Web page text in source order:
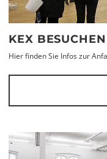
KEX BESUCHEN
Hier finden Sie Infos zur